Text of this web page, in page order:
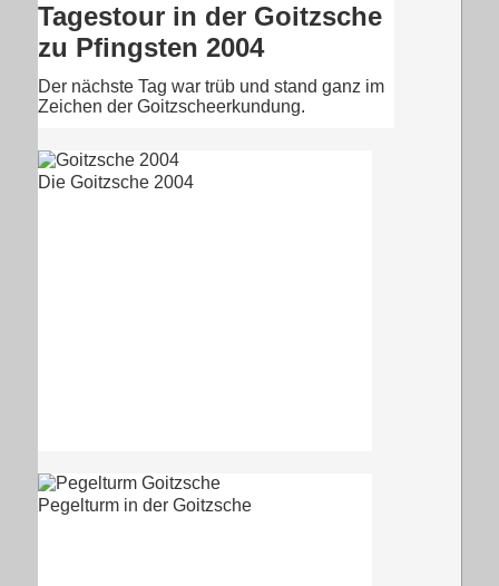
Tagestour in der Goitzsche
zu Pfingsten 2004
Der nächste Tag war trüb und stand ganz im
Zeichen der Goitzscheerkundung.
Die Goitzsche 2004
Pegelturm in der Goitzsche